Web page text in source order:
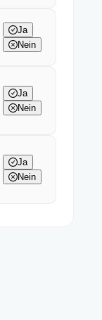
Ja
Nein
Ja
Nein
Ja
Nein